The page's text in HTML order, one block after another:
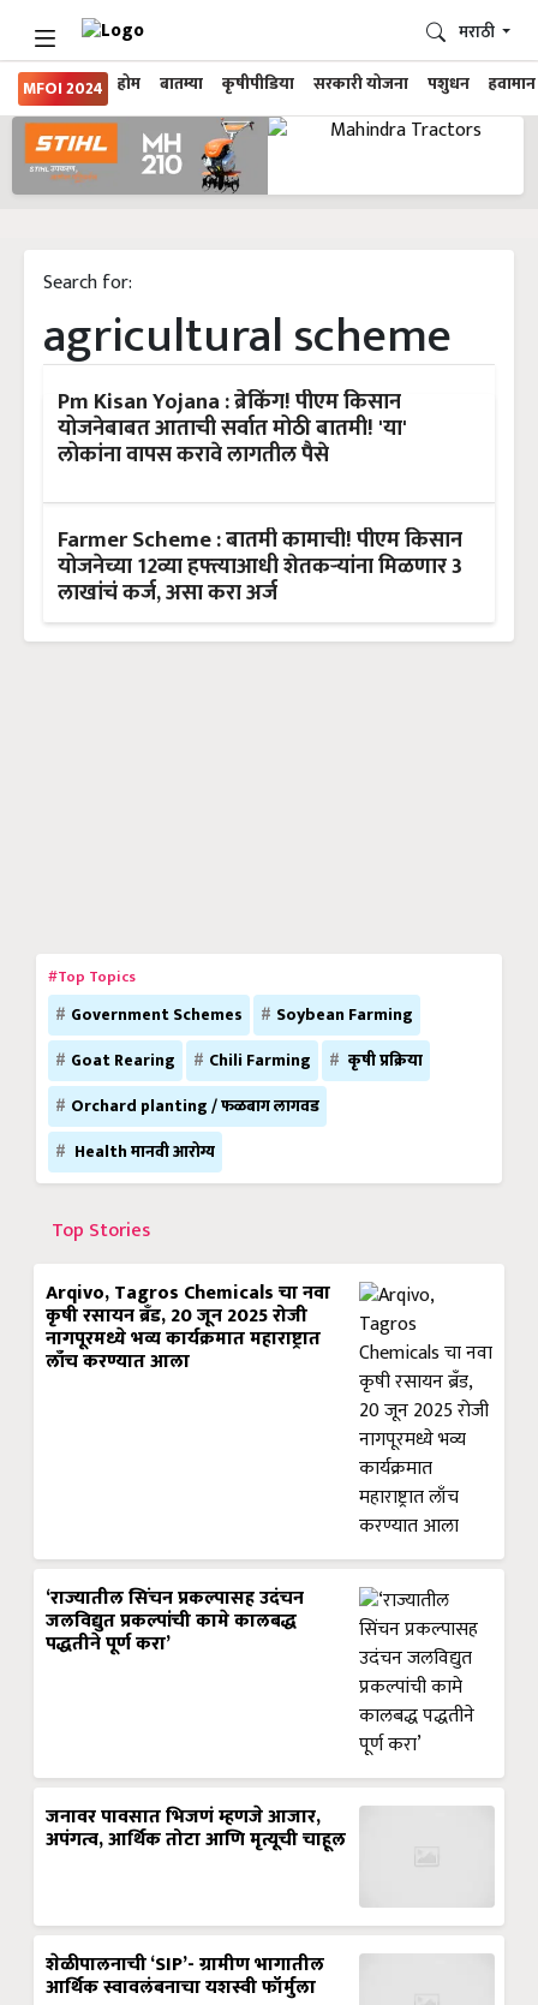
MFOI 2024 होम बातम्या कृषीपीडिया सरकारी योजना पशुधन हवामान
मराठी
Search for:
agricultural scheme
Pm Kisan Yojana : ब्रेकिंग! पीएम किसान
योजनेबाबत आताची सर्वात मोठी बातमी! 'या'
लोकांना वापस करावे लागतील पैसे
Farmer Scheme : बातमी कामाची! पीएम किसान
योजनेच्या 12व्या हफ्त्याआधी शेतकऱ्यांना मिळणार 3
लाखांचं कर्ज, असा करा अर्ज
#Top Topics
Government Schemes
Soybean Farming
Goat Rearing
Chili Farming
कृषी प्रक्रिया
Orchard planting / फळबाग लागवड
Health मानवी आरोग्य
Top Stories
Arqivo, Tagros Chemicals चा नवा
कृषी रसायन ब्रँड, 20 जून 2025 रोजी
नागपूरमध्ये भव्य कार्यक्रमात महाराष्ट्रात
लाँच करण्यात आला
‘राज्यातील सिंचन प्रकल्पासह उदंचन
जलविद्युत प्रकल्पांची कामे कालबद्ध
पद्धतीने पूर्ण करा’
जनावर पावसात भिजणं म्हणजे आजार,
अपंगत्व, आर्थिक तोटा आणि मृत्यूची चाहूल
शेळीपालनाची ‘SIP’- ग्रामीण भागातील
आर्थिक स्वावलंबनाचा यशस्वी फॉर्मुला